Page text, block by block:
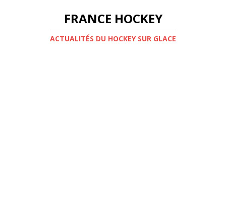
FRANCE HOCKEY
ACTUALITÉS DU HOCKEY SUR GLACE